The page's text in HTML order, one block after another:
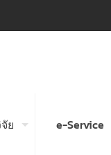
ย e-Service